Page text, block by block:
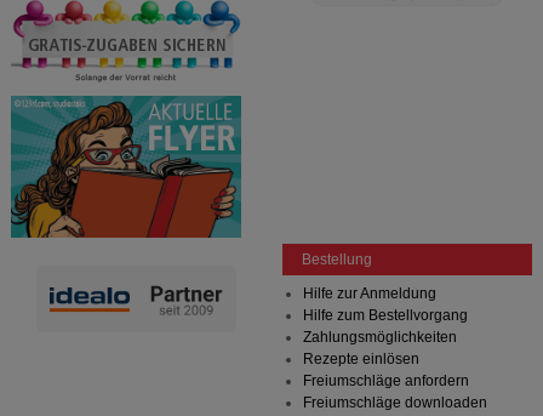
Bestellung
Hilfe zur Anmeldung
Hilfe zum Bestellvorgang
Zahlungsmöglichkeiten
Rezepte einlösen
Freiumschläge anfordern
Freiumschläge downloaden